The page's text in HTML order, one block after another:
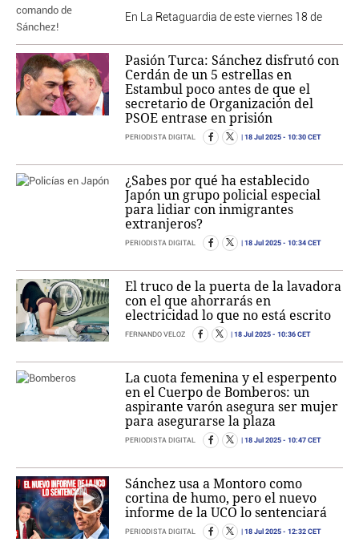
En La Retaguardia de este viernes 18 de
Pasión Turca: Sánchez disfrutó con
Cerdán de un 5 estrellas en
Estambul poco antes de que el
secretario de Organización del
PSOE entrase en prisión
PERIODISTA DIGITAL 18 Jul 2025 - 10:30 CET
¿Sabes por qué ha establecido
Japón un grupo policial especial
para lidiar con inmigrantes
extranjeros?
PERIODISTA DIGITAL 18 Jul 2025 - 10:34 CET
El truco de la puerta de la lavadora
con el que ahorrarás en
electricidad lo que no está escrito
FERNANDO VELOZ 18 Jul 2025 - 10:36 CET
La cuota femenina y el esperpento
en el Cuerpo de Bomberos: un
aspirante varón asegura ser mujer
para asegurarse la plaza
PERIODISTA DIGITAL 18 Jul 2025 - 10:47 CET
Sánchez usa a Montoro como
cortina de humo, pero el nuevo
informe de la UCO lo sentenciará
PERIODISTA DIGITAL 18 Jul 2025 - 12:32 CET